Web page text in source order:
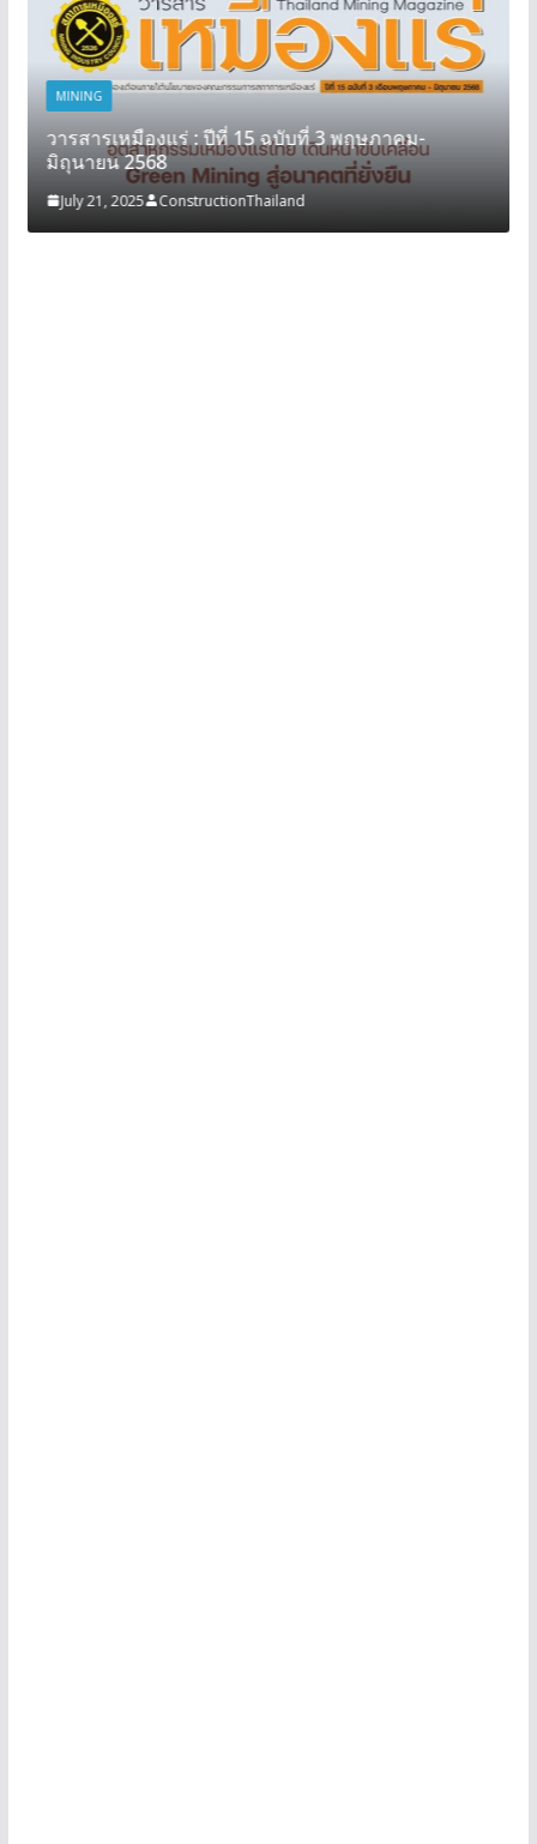
MINING
วารสารเหมืองแร่ : ปีที่ 15 ฉบับที่ 3 พฤษภาคม-
มิถุนายน 2568
July 21, 2025 ConstructionThailand